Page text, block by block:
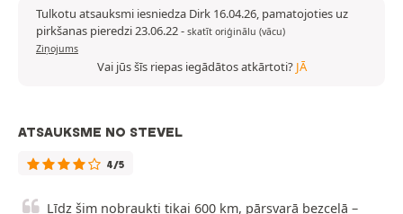
Tulkotu atsauksmi iesniedza Dirk 16.04.26, pamatojoties uz
pirkšanas pieredzi 23.06.22- skatīt oriģinālu (vācu)
Ziņojums
Vai jūs šīs riepas iegādātos atkārtoti? JĀ
ATSAUKSME NO STEVEL
4/5
Līdz šim nobraukti tikai 600 km, pārsvarā bezceļā –